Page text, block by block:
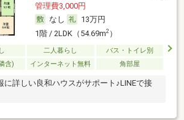
管理費3,000円
なし
13万円
1階 / 2LDK（54.69m2）
二人暮らし
バス・トイレ別
含)
インターネット無料 角部屋
詳しい良和ハウスがサポート♪LINEで接